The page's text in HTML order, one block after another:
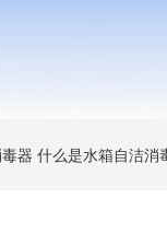
器 什么是水箱自洁消